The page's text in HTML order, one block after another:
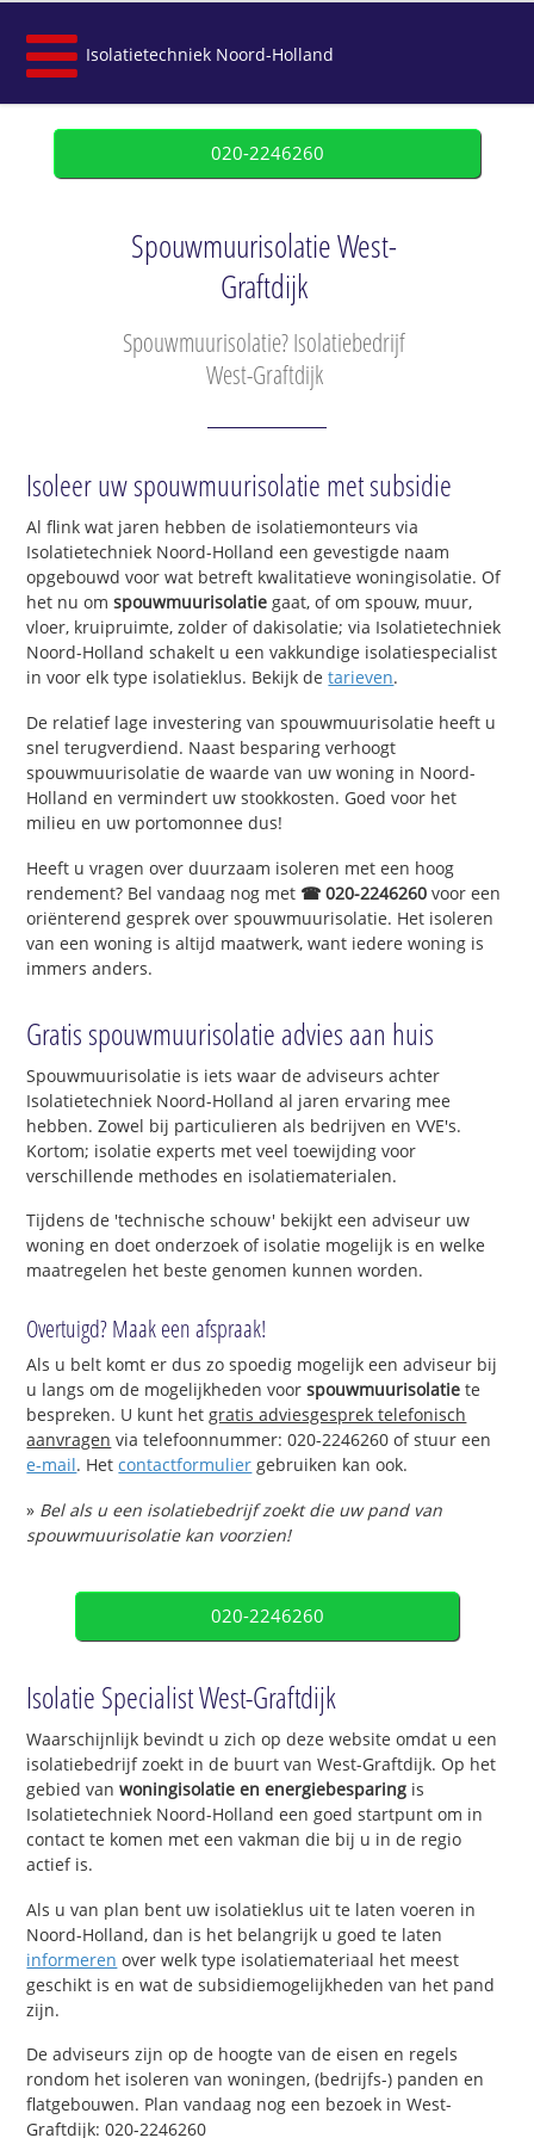
Isolatietechniek Noord-Holland
020-2246260
Spouwmuurisolatie West-
Graftdijk
Spouwmuurisolatie? Isolatiebedrijf
West-Graftdijk
Isoleer uw spouwmuurisolatie met subsidie
Al flink wat jaren hebben de isolatiemonteurs via
Isolatietechniek Noord-Holland een gevestigde naam
opgebouwd voor wat betreft kwalitatieve woningisolatie. Of
het nu omspouwmuurisolatie gaat, of om spouw, muur,
vloer, kruipruimte, zolder of dakisolatie; via Isolatietechniek
Noord-Holland schakelt u een vakkundige isolatiespecialist
in voor elk type isolatieklus. Bekijk detarieven.
De relatief lage investering van spouwmuurisolatie heeft u
snel terugverdiend. Naast besparing verhoogt
spouwmuurisolatie de waarde van uw woning in Noord-
Holland en vermindert uw stookkosten. Goed voor het
milieu en uw portomonnee dus!
Heeft u vragen over duurzaam isoleren met een hoog
rendement? Bel vandaag nog met ☎ 020-2246260 voor een
oriënterend gesprek over spouwmuurisolatie. Het isoleren
van een woning is altijd maatwerk, want iedere woning is
immers anders.
Gratis spouwmuurisolatie advies aan huis
Spouwmuurisolatie is iets waar de adviseurs achter
Isolatietechniek Noord-Holland al jaren ervaring mee
hebben. Zowel bij particulieren als bedrijven en VVE's.
Kortom; isolatie experts met veel toewijding voor
verschillende methodes en isolatiematerialen.
Tijdens de 'technische schouw' bekijkt een adviseur uw
woning en doet onderzoek of isolatie mogelijk is en welke
maatregelen het beste genomen kunnen worden.
Overtuigd? Maak een afspraak!
Als u belt komt er dus zo spoedig mogelijk een adviseur bij
u langs om de mogelijkheden voorspouwmuurisolatie te
bespreken. U kunt hetgratis adviesgesprek telefonisch
aanvragen via telefoonnummer: 020-2246260 of stuur een
e-mail. Hetcontactformulier gebruiken kan ook.
» Bel als u een isolatiebedrijf zoekt die uw pand van
spouwmuurisolatie kan voorzien!
020-2246260
Isolatie Specialist West-Graftdijk
Waarschijnlijk bevindt u zich op deze website omdat u een
isolatiebedrijf zoekt in de buurt van West-Graftdijk. Op het
gebied vanwoningisolatie en energiebesparing is
Isolatietechniek Noord-Holland een goed startpunt om in
contact te komen met een vakman die bij u in de regio
actief is.
Als u van plan bent uw isolatieklus uit te laten voeren in
Noord-Holland, dan is het belangrijk u goed te laten
informeren over welk type isolatiemateriaal het meest
geschikt is en wat de subsidiemogelijkheden van het pand
zijn.
De adviseurs zijn op de hoogte van de eisen en regels
rondom het isoleren van woningen, (bedrijfs-) panden en
flatgebouwen. Plan vandaag nog een bezoek in West-
Graftdijk: 020-2246260